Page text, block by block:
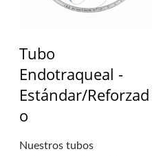
Tubo
Endotraqueal -
Estándar/Reforzad
O
Nuestros tubos